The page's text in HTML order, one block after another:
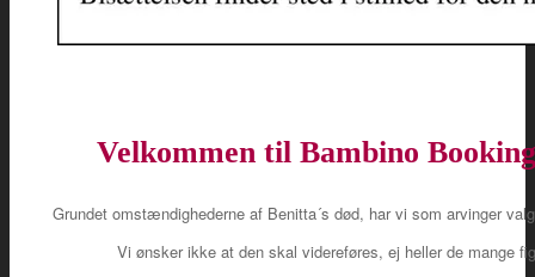
Velkommen til Bambino
Grundet omstændighederne af Benitta´s død, har vi som arvinger
Vi ønsker ikke at den skal videreføres, ej heller de mange